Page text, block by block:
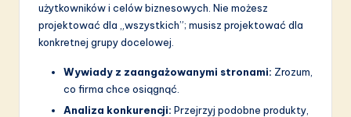
użytkowników i celów biznesowych. Nie możesz
projektować dla „wszystkich”; musisz projektować dla
konkretnej grupy docelowej.
Wywiady z zaangażowanymi stronami: Zrozum,
co firma chce osiągnąć.
Analiza konkurencji: Przejrzyj podobne produkty,